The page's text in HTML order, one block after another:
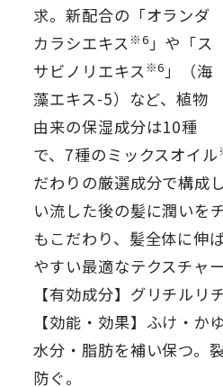
求。新配合の「オランダ
カラシエキス ※6」や「ス
サビノリエキス ※6」（海
藻エキス-5）など、植物
由来の保湿成分は10種
で、7種のミックスオイル
だわりの厳選成分で構成
い流した後の髪に潤いを
もこだわり、髪全体に伸
やすい最適なテクスチャ
【有効成分】グリチルリ
【効能・効果】ふけ・か
水分・脂肪を補い保つ。
防ぐ。